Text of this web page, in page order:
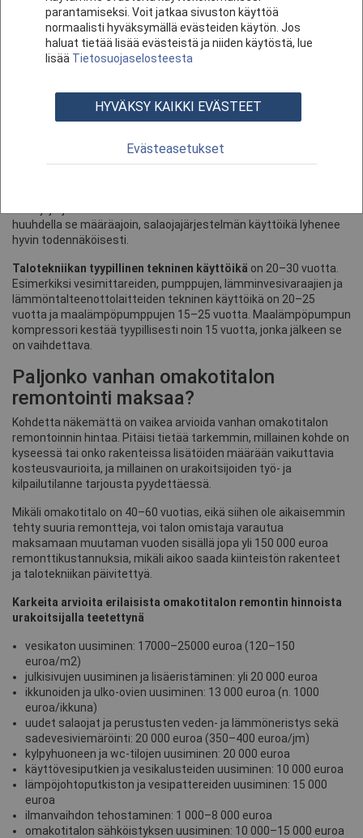
Vesikaton osalta yleisimmät syyt yläpohjan kosteusvaurioihin
ovat huonolaatuinen tai väärin asennettu aluskate, vuotavat
läpiviennit, sade- ja sulamisvesien pääseminen vesikatteen alle
lämmöneristyksen välissä.
salaojajärjestelmän uusiminen. Mikäli omakotitalon alapohja tai
maanvastainen kellarin seinä on märkä, remontista tulee
huuhdella se määräajoin, salaojajärjestelmän käyttöikä lyhenee
hyvin todennäköisesti.
Talotekniikan tyypillinen tekninen käyttöikä on 20–30 vuotta.
Esimerkiksi vesimittareiden, pumppujen, lämminvesivaraajien ja
lämmöntalteenottolaitteiden tekninen käyttöikä on 20–25
vuotta ja maalämpöpumppujen 15–25 vuotta. Maalämpöpumpun
kompressori kestää tyypillisesti noin 15 vuotta, jonka jälkeen se
on vaihdettava.
Paljonko vanhan omakotitalon
remontointi maksaa?
Kohdetta näkemättä on vaikea arvioida vanhan omakotitalon
remontoinnin hintaa. Pitäisi tietää tarkemmin, millainen kohde on
kyseessä tai onko rakenteissa lisätöiden määrään vaikuttavia
kosteusvaurioita, ja millainen on urakoitsijoiden työ- ja
kilpailutilanne tarjousta pyydettäessä.
Mikäli omakotitalo on 40–60 vuotias, eikä siihen ole aikaisemmin
tehty suuria remontteja, voi talon omistaja varautua
maksamaan muutaman vuoden sisällä jopa yli 150 000 euroa
remonttikustannuksia, mikäli aikoo saada kiinteistön rakenteet
ja talotekniikan päivitettyä.
Karkeita arvioita erilaisista omakotitalon remontin hinnoista
urakoitsijalla teetettynä
vesikaton uusiminen: 17000–25000 euroa (120–150
euroa/m2)
julkisivujen uusiminen ja lisäeristäminen: yli 20 000 euroa
ikkunoiden ja ulko-ovien uusiminen: 13 000 euroa (n. 1000
euroa/ikkuna)
uudet salaojat ja perustusten veden- ja lämmöneristys sekä
sadevesiviemäröinti: 20 000 euroa (350–400 euroa/jm)
kylpyhuoneen ja wc-tilojen uusiminen: 20 000 euroa
käyttövesiputkien ja vesikalusteiden uusiminen: 10 000 euroa
lämpöjohtoputkiston ja vesipattereiden uusiminen: 15 000
euroa
ilmanvaihdon tehostaminen: 1 000–8 000 euroa
omakotitalon sähköistyksen uusiminen: 10 000–15 000 euroa
parantamiseksi. Voit jatkaa sivuston käyttöä
normaalisti hyväksymällä evästeiden käytön. Jos
haluat tietää lisää evästeistä ja niiden käytöstä, lue
lisää Tietosuojaselosteesta
HYVÄKSY KAIKKI EVÄSTEET
Evästeasetukset